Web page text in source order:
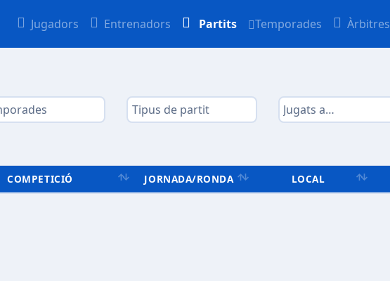
Jugadors Entrenadors Partits Temporades Àrbitres
COMPETICIÓ JORNADA/RONDA LOCAL